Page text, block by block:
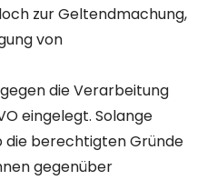
zur Geltendmachung,
von
die Verarbeitung
eingelegt. Solange
berechtigten Gründe
gegenüber